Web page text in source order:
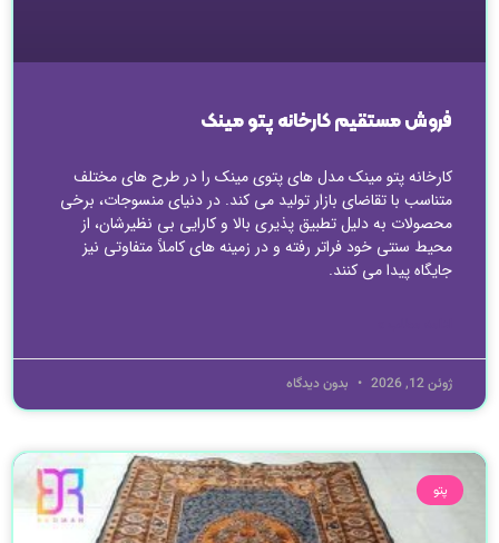
فروش مستقیم کارخانه پتو مینک
کارخانه پتو مینک مدل های پتوی مینک را در طرح های مختلف
متناسب با تقاضای بازار تولید می کند. در دنیای منسوجات، برخی
محصولات به دلیل تطبیق پذیری بالا و کارایی بی نظیرشان، از
محیط سنتی خود فراتر رفته و در زمینه های کاملاً متفاوتی نیز
جایگاه پیدا می کنند.
ژوئن 12, 2026 بدون دیدگاه
پتو